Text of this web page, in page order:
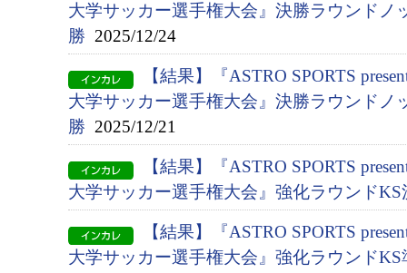
大学サッカー選手権大会』決勝ラウンドノ
勝 2025/12/24
【結果】『ASTRO SPORTS
大学サッカー選手権大会』決勝ラウンドノ
勝 2025/12/21
【結果】『ASTRO SPORTS
大学サッカー選手権大会』強化ラウンドKS
【結果】『ASTRO SPORTS
大学サッカー選手権大会』強化ラウンドKS